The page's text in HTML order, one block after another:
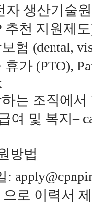
자 생산기술
추천 지원제
험 (dental,
휴가 (PTO),
는 조직에
여 및 복지–
방법
:
으로 이력서